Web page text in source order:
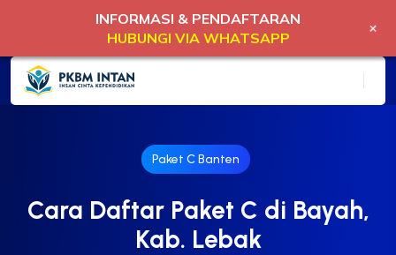
Paket C Banten
Cara Daftar Paket C di Bayah,
Kab. Lebak
INFORMASI & PENDAFTARAN
HUBUNGI VIA WHATSAPP
+